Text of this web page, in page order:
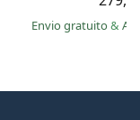
Envio gratuito&